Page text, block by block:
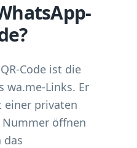
Code ist die
wa.me-Links. Er
einer privaten
öffnen
das